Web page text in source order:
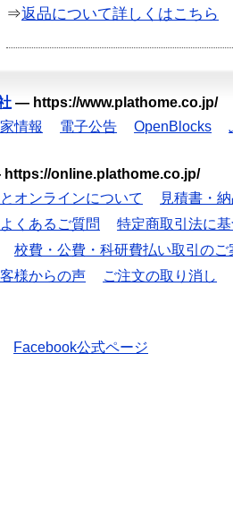
⇒返品について詳しくはこちら
— https://www.plathome.co.jp/
情報 電子公告 OpenBlocks
https://online.plathome.co.jp/
オンラインについて
見積書・
よくあるご質問
特定商取引法に
校費・公費・科研費払い取引のご
様からの声 ご注文の取り消し
Facebook公式ページ